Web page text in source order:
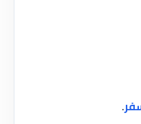
.